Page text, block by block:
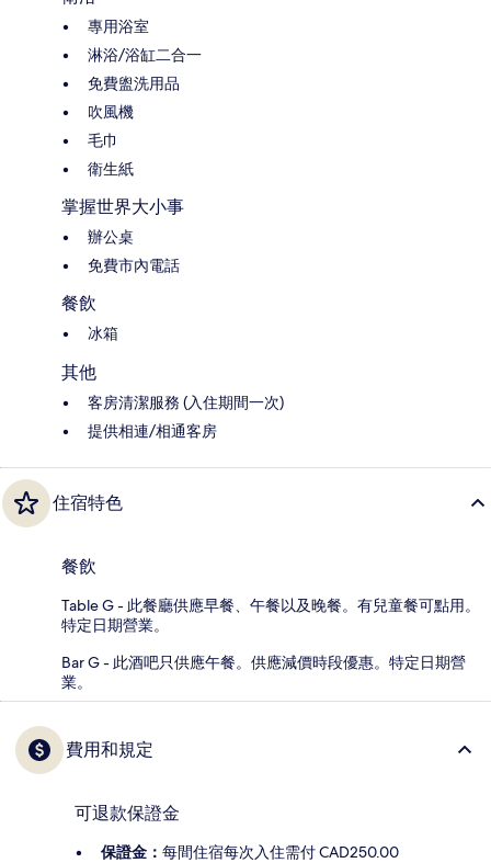
專用浴室
淋浴/浴缸二合一
免費盥洗用品
吹風機
毛巾
衛生紙
掌握世界大小事
辦公桌
免費市內電話
餐飲
冰箱
其他
客房清潔服務 (入住期間一次)
提供相連/相通客房
住宿特色
餐飲
Table G - 此餐廳供應早餐、午餐以及晚餐。有兒童餐可點用。
特定日期營業。
Bar G - 此酒吧只供應午餐。供應減價時段優惠。特定日期營
業。
費用和規定
可退款保證金
保證金： 每間住宿每次入住需付 CAD250.00